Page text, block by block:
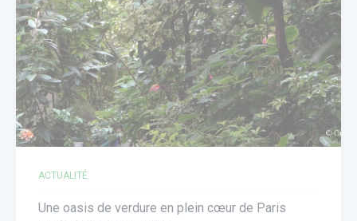
ACTUALITÉ
Une oasis de verdure en plein cœur de Paris